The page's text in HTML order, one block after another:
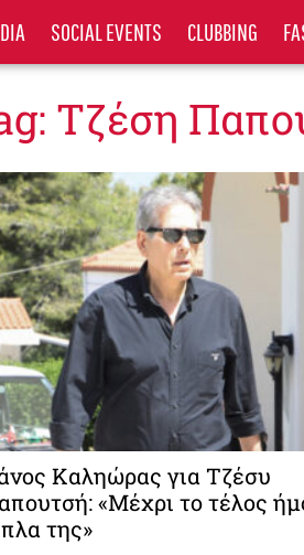
SOCIAL EVENTS CLUBBING
Τζέση
Καληώρας για Τζέσυ
«Μέχρι το τέλος
της»